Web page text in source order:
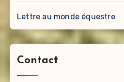
Lettre au monde équestre
Contact